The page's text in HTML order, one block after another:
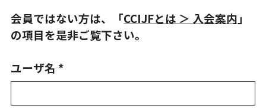
会員ではない方は、「CCIJFとは ＞ 入会案内」
の項目を是非ご覧下さい。
ユーザ名 *